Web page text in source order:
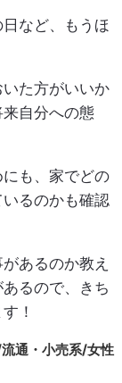
など、もうほ
た方がいいか
自分への態
も、家でどの
るのかも確認
あるのか教え
るので、きち
！
通・小売系/女性